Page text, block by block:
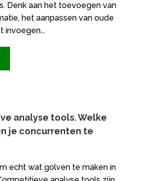
Denk aan het toevoegen van
het aanpassen van oude
invoegen...
analyse tools.​ Welke
je concurrenten te
echt wat golven te maken in